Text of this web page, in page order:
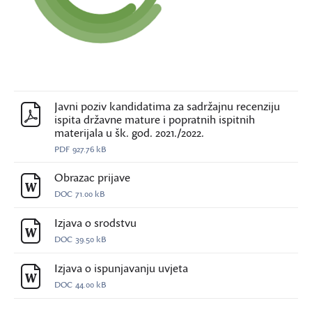
Javni poziv kandidatima za sadržajnu recenziju
ispita državne mature i popratnih ispitnih
materijala u šk. god. 2021./2022.
PDF 927.76 kB
Obrazac prijave
DOC 71.00 kB
Izjava o srodstvu
DOC 39.50 kB
Izjava o ispunjavanju uvjeta
DOC 44.00 kB